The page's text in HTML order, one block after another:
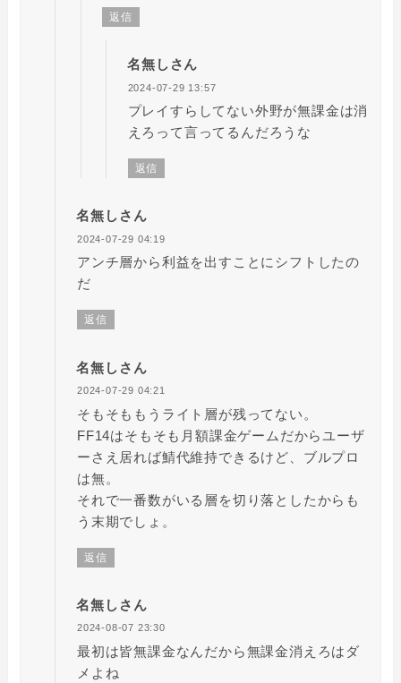
返信
名無しさん
2024-07-29 13:57
プレイすらしてない外野が無課金は消
えろって言ってるんだろうな
返信
名無しさん
2024-07-29 04:19
アンチ層から利益を出すことにシフトしたの
だ
返信
名無しさん
2024-07-29 04:21
そもそももうライト層が残ってない。
FF14はそもそも月額課金ゲームだからユーザ
ーさえ居れば鯖代維持できるけど、ブルプロ
は無。
それで一番数がいる層を切り落としたからも
う末期でしょ。
返信
名無しさん
2024-08-07 23:30
最初は皆無課金なんだから無課金消えろはダ
メよね